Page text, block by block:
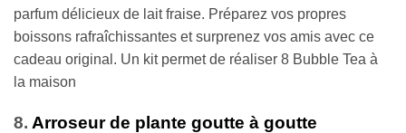
parfum délicieux de lait fraise. Préparez vos propres
boissons rafraîchissantes et surprenez vos amis avec ce
cadeau original. Un kit permet de réaliser 8 Bubble Tea à
la maison
8. Arroseur de plante goutte à goutte